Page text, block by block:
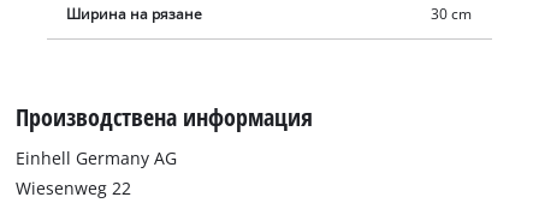
Ширина на рязане 30 cm
Производствена информация
Einhell Germany AG
Wiesenweg 22